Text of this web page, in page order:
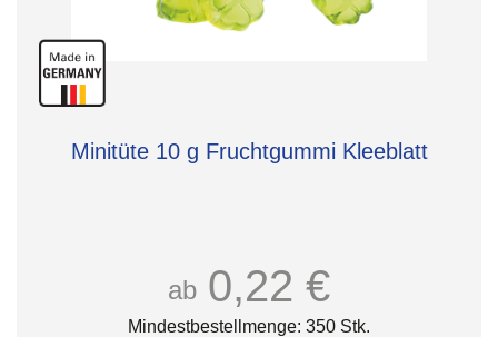
Minitüte 10 g Fruchtgummi Kleeblatt
ab 0,22 €
Mindestbestellmenge: 350 Stk.